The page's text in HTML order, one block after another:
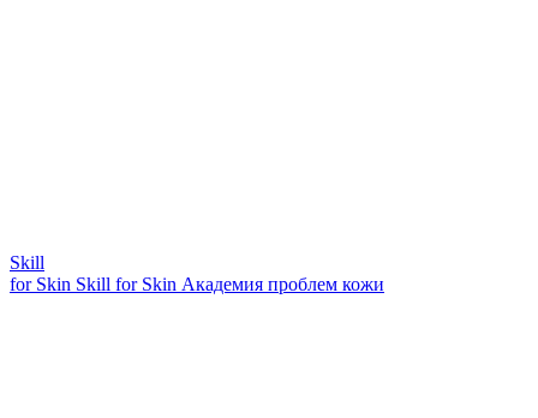
Skill
for Skin Skill for Skin Академия проблем кожи